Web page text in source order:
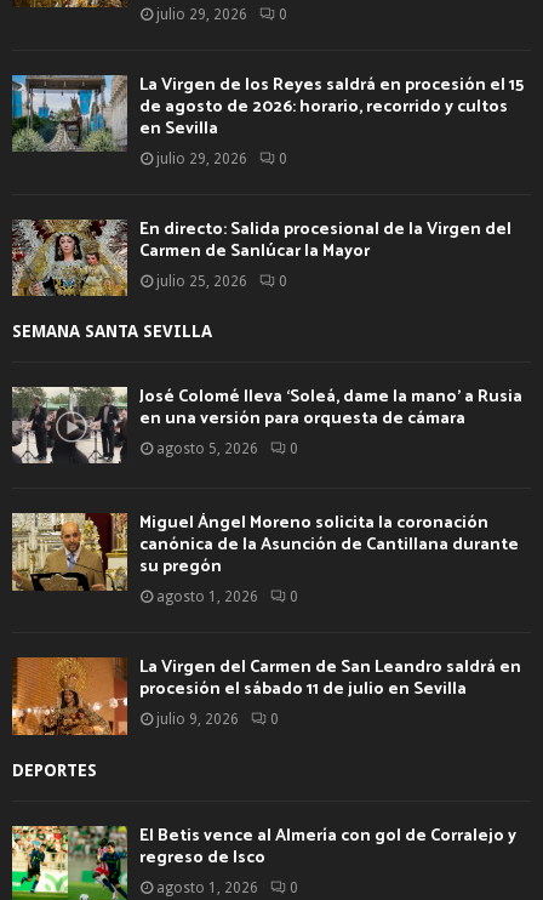
julio 29, 2026 0
La Virgen de los Reyes saldrá en procesión el 15
de agosto de 2026: horario, recorrido y cultos
en Sevilla
julio 29, 2026 0
En directo: Salida procesional de la Virgen del
Carmen de Sanlúcar la Mayor
julio 25, 2026 0
SEMANA SANTA SEVILLA
José Colomé lleva ‘Soleá, dame la mano’ a Rusia
en una versión para orquesta de cámara
agosto 5, 2026 0
Miguel Ángel Moreno solicita la coronación
canónica de la Asunción de Cantillana durante
su pregón
agosto 1, 2026 0
La Virgen del Carmen de San Leandro saldrá en
procesión el sábado 11 de julio en Sevilla
julio 9, 2026 0
DEPORTES
El Betis vence al Almería con gol de Corralejo y
regreso de Isco
agosto 1, 2026 0